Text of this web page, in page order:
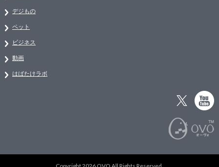
デジもの
ペット
ビジネス
動画
はばたけラボ